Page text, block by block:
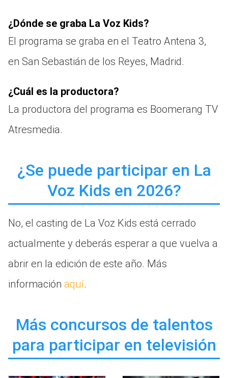
¿Dónde se graba La Voz Kids?
El programa se graba en el Teatro Antena 3,
en San Sebastián de los Reyes, Madrid.
¿Cuál es la productora?
La productora del programa es Boomerang TV
Atresmedia.
¿Se puede participar en La
Voz Kids en 2026?
No, el casting de La Voz Kids está cerrado
actualmente y deberás esperar a que vuelva a
abrir en la edición de este año. Más
información aquí.
Más concursos de talentos
para participar en televisión